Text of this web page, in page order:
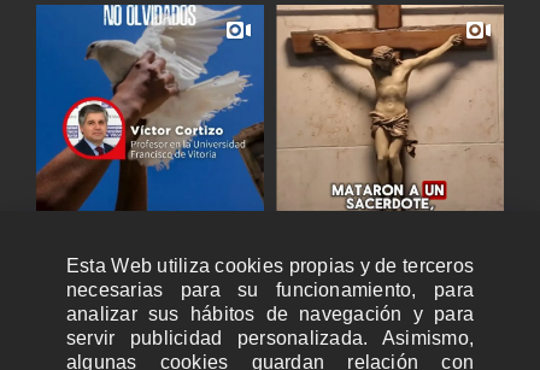
Esta Web utiliza cookies propias y de terceros
necesarias para su funcionamiento, para
analizar sus hábitos de navegación y para
servir publicidad personalizada. Asimismo,
algunas cookies guardan relación con